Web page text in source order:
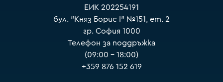
ЕИК 202254191
бул. "Княз Борис I" №151, ет. 2
гр. София 1000
Телефон за поддръжка
(09:00 – 18:00)
+359 876 152 619